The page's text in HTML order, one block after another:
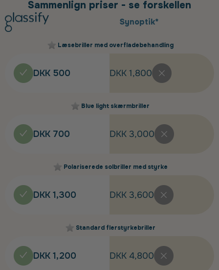
Sammenlign priser - se forskellen
Synoptik*
Læsebriller med overfladebehandling
DKK 500 DKK 1,800
Blue light skærmbriller
DKK 700 DKK 3,000
Polariserede solbriller med styrke
DKK 1,300 DKK 3,600
Standard flerstyrkebriller
DKK 1,200 DKK 4,800